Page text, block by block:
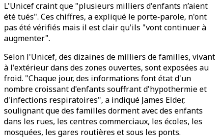
L'Unicef craint que "plusieurs milliers d'enfants n’aient
été tués". Ces chiffres, a expliqué le porte-parole, n'ont
pas été vérifiés mais il est clair qu'ils "vont continuer à
augmenter".
Selon l'Unicef, des dizaines de milliers de familles, vivant
à l'extérieur dans des zones ouvertes, sont exposées au
froid. "Chaque jour, des informations font état d'un
nombre croissant d'enfants souffrant d'hypothermie et
d'infections respiratoires", a indiqué James Elder,
soulignant que des familles dorment avec des enfants
dans les rues, les centres commerciaux, les écoles, les
mosquées, les gares routières et sous les ponts.